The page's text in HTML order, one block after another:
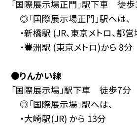
「国際展示場正門」駅下車 徒
◎「国際展示場正門」駅へは、
・新橋駅 (JR、東京メトロ、都
・豊洲駅 (東京メトロ)から 8分
●りんかい線
「国際展示場」駅下車 徒歩7分
◎「国際展示場」駅へは、
・大崎駅(JR) から 13分